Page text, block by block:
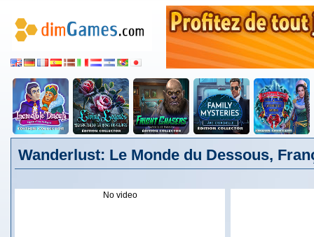
Wanderlust: Le Monde du Dessous,
No video